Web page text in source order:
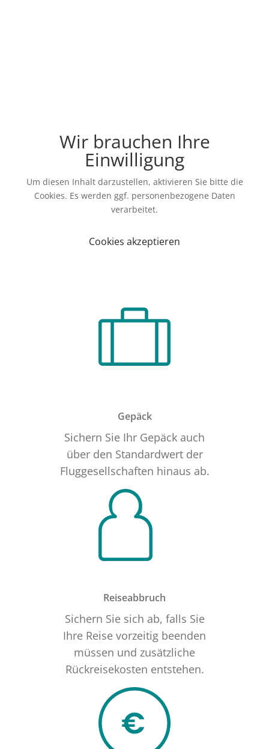
Wir brauchen Ihre
Einwilligung
Um diesen Inhalt darzustellen, aktivieren Sie bitte die
Cookies. Es werden ggf. personenbezogene Daten
verarbeitet.
Cookies akzeptieren
Gepäck
Sichern Sie Ihr Gepäck auch
über den Standardwert der
Fluggesellschaften hinaus ab.
Reiseabbruch
Sichern Sie sich ab, falls Sie
Ihre Reise vorzeitig beenden
müssen und zusätzliche
Rückreisekosten entstehen.